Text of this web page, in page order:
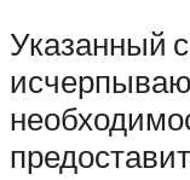
Указанный